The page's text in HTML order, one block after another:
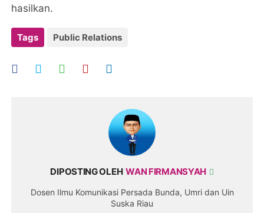
hasilkan.
Tags Public Relations
DIPOSTING OLEH WAN FIRMANSYAH
Dosen Ilmu Komunikasi Persada Bunda, Umri dan Uin
Suska Riau